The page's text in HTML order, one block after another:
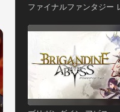
ファイナルファンタジー